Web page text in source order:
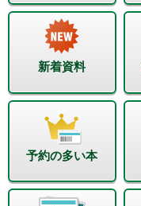
新着資料
予約の多い本